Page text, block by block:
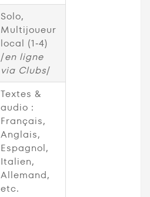
Solo,
Multijoueur
local (1‑4)
/en ligne
via Clubs/
Textes &
audio :
Français,
Anglais,
Espagnol,
Italien,
Allemand,
etc.